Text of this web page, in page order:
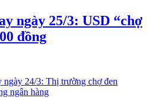
ngày 25/3: USD “chợ
đồng